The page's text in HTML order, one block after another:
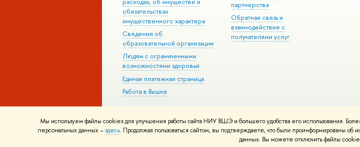
Мы используем файлы cookies для улучшения работы сайта НИУ ВШЭ и большего удобства его использования.
персональных данных –здесь. Продолжая пользоваться сайтом, вы подтверждаете, что были проинформированы
данных. Вы можете отключить файлы
обязательствах
имущественного характера
Сведения о
образовательной организации
Людям с ограниченными
озможностями здоровья
Единая платежная страница
Работа в Вышке
партнерства
Обратная связь и
заимодействие с
получателями услу
© НИУ ВШЭ 1993–2026 Адреса и контакты Условия использования
Шрифты HSE Sans и HSE Slab разработаныШколе дизайна НИУ ВШЭ